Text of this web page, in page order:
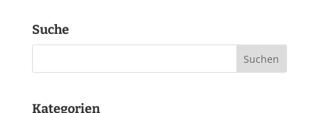
Suche
Kategorien